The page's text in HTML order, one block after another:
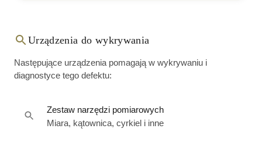
Urządzenia do wykrywania
Następujące urządzenia pomagają w wykrywaniu i
diagnostyce tego defektu:
Zestaw narzędzi pomiarowych
Miara, kątownica, cyrkiel i inne